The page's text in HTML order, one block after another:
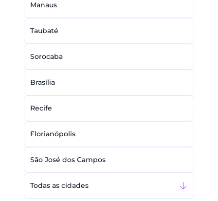
Manaus
Taubaté
Sorocaba
Brasília
Recife
Florianópolis
São José dos Campos
Todas as cidades